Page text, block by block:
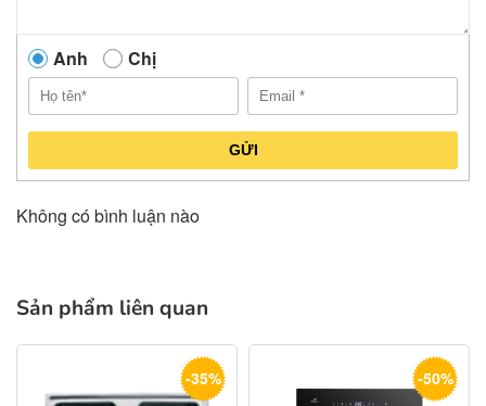
Anh Chị
GỬI
Không có bình luận nào
Sản phẩm liên quan
-35% -50%